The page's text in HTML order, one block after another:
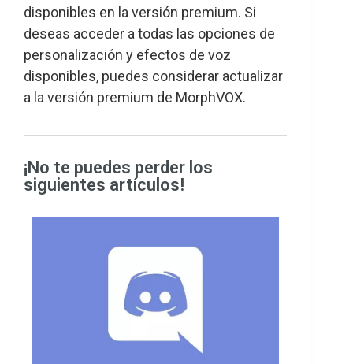
disponibles en la versión premium. Si
deseas acceder a todas las opciones de
personalización y efectos de voz
disponibles, puedes considerar actualizar
a la versión premium de MorphVOX.
¡No te puedes perder los
siguientes artículos!